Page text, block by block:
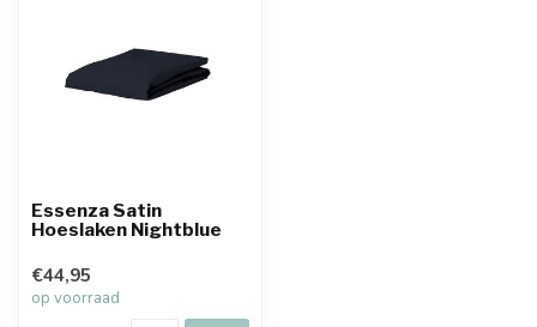
Essenza Satin
Hoeslaken Nightblue
€44,95
op voorraad